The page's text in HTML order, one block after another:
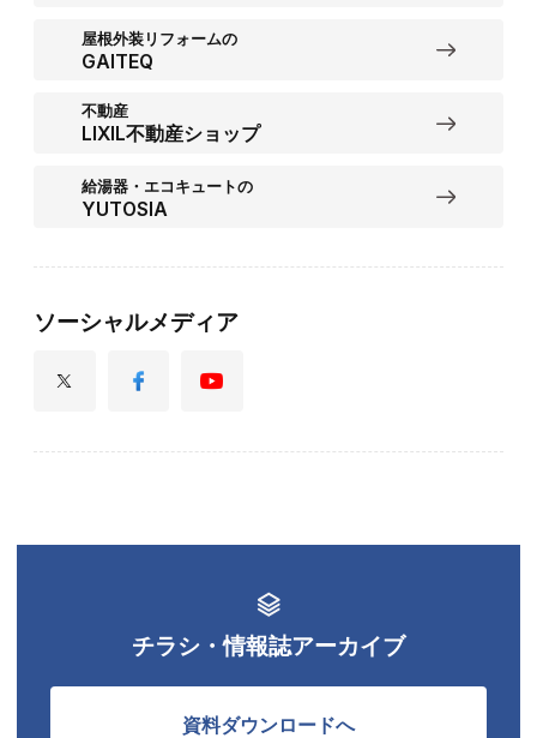
屋根外装リフォームの
GAITEQ
不動産
LIXIL不動産ショップ
給湯器・エコキュートの
YUTOSIA
ソーシャルメディア
チラシ・情報誌アーカイブ
資料ダウンロードへ